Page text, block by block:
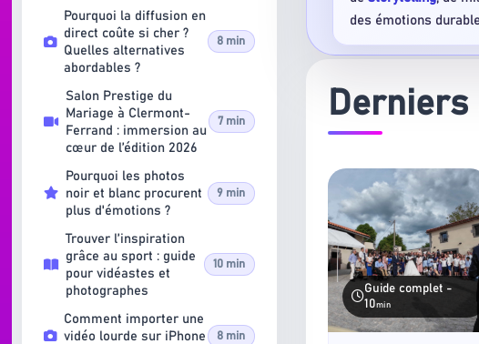
Pourquoi la diffusion en
direct coûte si cher ?
Quelles alternatives
abordables ?
8 min
Salon Prestige du
Mariage à Clermont-
Ferrand : immersion au
cœur de l’édition 2026
7 min
Pourquoi les photos
noir et blanc procurent
plus d'émotions ?
9 min
Trouver l’inspiration
grâce au sport : guide
pour vidéastes et
photographes
10 min
Comment importer une
vidéo lourde sur iPhone
8 min
des émotions
Guide complet -
10min